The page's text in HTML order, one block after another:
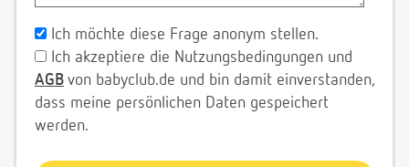
Ich möchte diese Frage anonym stellen.
Ich akzeptiere die Nutzungsbedingungen und
AGB von babyclub.de und bin damit einverstanden,
dass meine persönlichen Daten gespeichert
werden.